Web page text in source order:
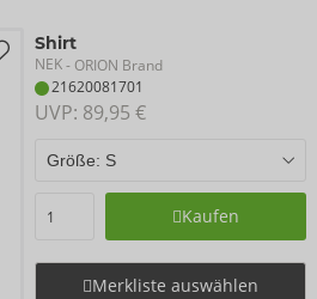
Shirt
NEK- ORION Brand
21620081701
UVP: 89,95 €
Kaufen
Merkliste auswählen